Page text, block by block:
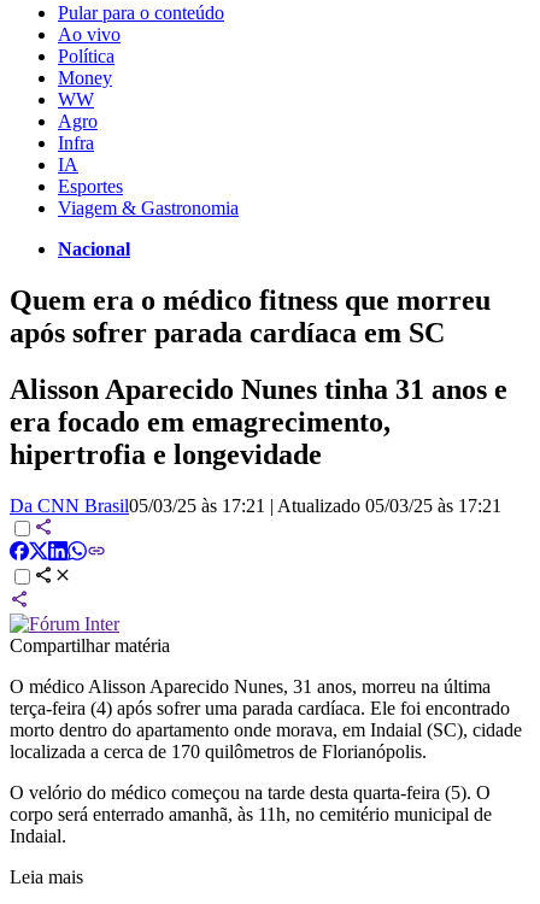
Pular para o conteúdo
Ao vivo
Política
Money
WW
Agro
Infra
IA
Esportes
Viagem & Gastronomia
Nacional
Quem era o médico fitness que morreu
após sofrer parada cardíaca em SC
Alisson Aparecido Nunes tinha 31 anos e
era focado em emagrecimento,
hipertrofia e longevidade
Da CNN Brasil05/03/25 às 17:21 | Atualizado 05/03/25 às 17:21
Compartilhar matéria
O médico Alisson Aparecido Nunes, 31 anos, morreu na última
terça-feira (4) após sofrer uma parada cardíaca. Ele foi encontrado
morto dentro do apartamento onde morava, em Indaial (SC), cidade
localizada a cerca de 170 quilômetros de Florianópolis.
O velório do médico começou na tarde desta quarta-feira (5). O
corpo será enterrado amanhã, às 11h, no cemitério municipal de
Indaial.
Leia mais